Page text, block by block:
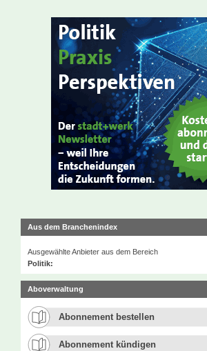
Aus dem Branchenindex
Ausgewählte Anbieter aus dem Bereich
Politik:
Aboverwaltung
Abonnement bestellen
Abonnement kündigen